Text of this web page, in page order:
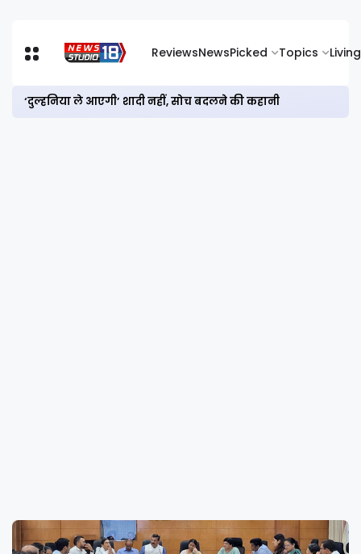
ReviewsNewsPicked Topics Living
‘दुल्हनिया ले आएगी’ शादी नहीं, सोच बदलने की कहानी